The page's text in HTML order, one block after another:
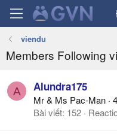
viendu
Members Following
A Alundra175
Mr & Ms Pac-Man ·
Bài viết 152